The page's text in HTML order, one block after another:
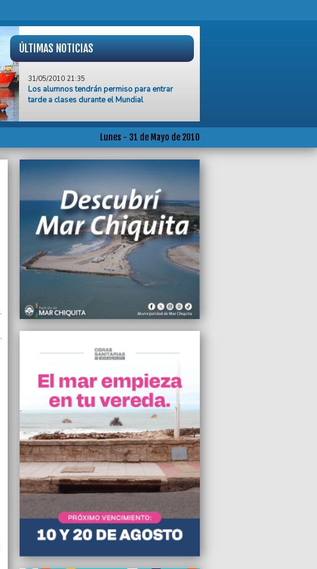
ÚLTIMAS NOTICIAS
Los alumnos tendrán permiso para entrar
tarde a clases durante el Mundial
El Gobierno condenó el ataque israelí a la flota
de barcos que llevaba ayuda humanitaria a
El EMTur ya imprime su Guía Turística en
31/05/2010 17:36
El consumo de carne se contrajo más de 20%
en el cuatrimestre
31/05/2010 10:33
“A pesar de que está la plata, Pulti tiene una
deuda con nosotros”
“Me pareció mucho más transparente y
auténtico constituir un bloque unipersonal”
La OMS pide la prohibición publicitaria del
30/05/2010 13:14
Robaron un camión con 245 cajones de
cerveza
30/05/2010 12:18
Se entregó el Premio “Alfonsina”
30/05/2010 09:00
"Necesitamos que haya una mano para los
clubes de barrio"
Lunes - 31 de Mayo de 2010